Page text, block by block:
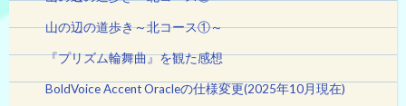
山の辺の道歩き～北コース①～
『プリズム輪舞曲』を観た感想
BoldVoice Accent Oracleの仕様変更(2025年10月現在)